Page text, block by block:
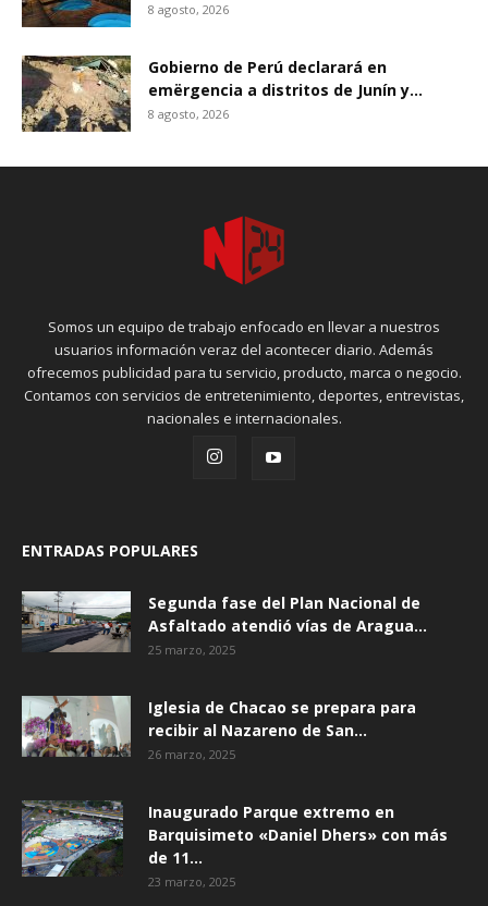
8 agosto, 2026
Gobierno de Perú declarará en
emërgencia a distritos de Junín y...
8 agosto, 2026
Somos un equipo de trabajo enfocado en llevar a nuestros
usuarios información veraz del acontecer diario. Además
ofrecemos publicidad para tu servicio, producto, marca o negocio.
Contamos con servicios de entretenimiento, deportes, entrevistas,
nacionales e internacionales.
ENTRADAS POPULARES
Segunda fase del Plan Nacional de
Asfaltado atendió vías de Aragua...
25 marzo, 2025
Iglesia de Chacao se prepara para
recibir al Nazareno de San...
26 marzo, 2025
Inaugurado Parque extremo en
Barquisimeto «Daniel Dhers» con más
de 11...
23 marzo, 2025